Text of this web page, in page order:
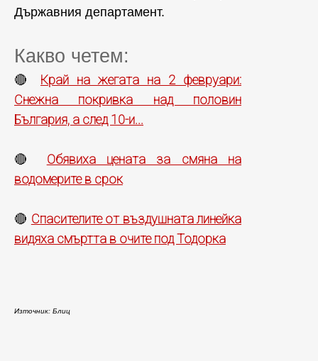
Държавния департамент.
Какво четем:
🔴 Край на жегата на 2 февруари:
Снежна покривка над половин
България, а след 10-и...
🔴 Обявиха цената за смяна на
водомерите в срок
🔴 Спасителите от въздушната линейка
видяха смъртта в очите под Тодорка
Източник: Блиц